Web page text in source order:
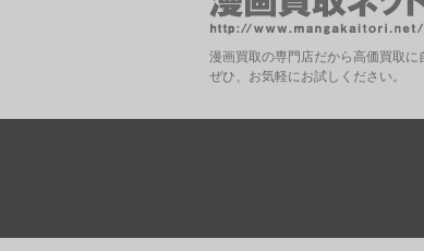
漫画買取の専門店だから高価買取に
ぜひ、お気軽にお試しください。